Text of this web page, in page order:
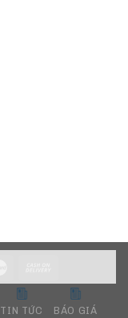
TIN TỨC BÁO GIÁ